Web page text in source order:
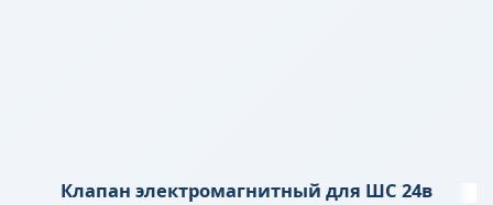
Клапан электромагнитный для ШС 24в